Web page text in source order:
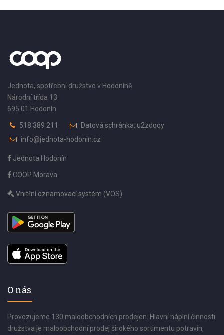
Jednota, spotřební družstvo v Hodoníně
Národní třída 13
695 01 Hodonín
518 389 211
Datová schránka: u2zdqqy
info@jednota-hodonin.cz
Jednota Hodonín
COOP Morava
Vnitřní oznamovací systém (VOS)
O nás
Provozujeme 130 maloobchodních prodejen. Hlavní náplní činnosti
družstva je maloobchodní prodej širokého sortimentu potravin,